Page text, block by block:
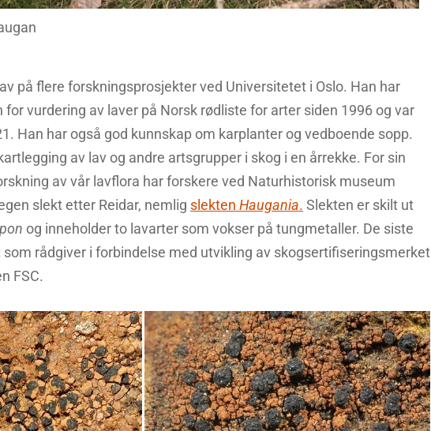
på flere forskningsprosjekter ved Universitetet i Oslo. Han har
vurdering av laver på Norsk rødliste for arter siden 1996 og var
Han har også god kunnskap om karplanter og vedboende sopp.
av lav og andre artsgrupper i skog i en årrekke. For sin
av vår lavflora har forskere ved Naturhistorisk museum
slekt etter Reidar, nemlig slekten Haugania. Slekten er skilt ut
og inneholder to lavarter som vokser på tungmetaller. De siste
som rådgiver i forbindelse med utvikling av skogsertifiseringsmerket
FSC.